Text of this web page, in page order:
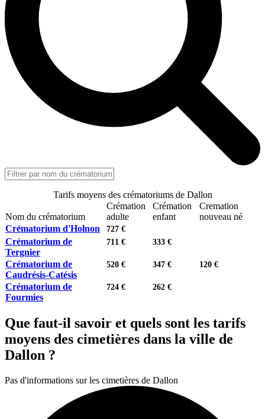
Tarifs moyens des crématoriums de Dallon
Nom du crématorium
Crémation
adulte
Crémation
enfant
Cremation
nouveau né
Crématorium d'Holnon
727 €
Crématorium de
Tergnier
711 € 333 €
Crématorium de
Caudrésis-Catésis
520 € 347 € 120 €
Crématorium de
Fourmies
724 € 262 €
Que faut-il savoir et quels sont les tarifs
moyens des cimetières dans la ville de
Dallon ?
Pas d'informations sur les cimetières de Dallon